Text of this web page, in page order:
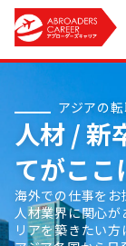
アジアの
人材 / 新
てがここ
海外での仕事をお
人材業界に関心が
リアを築きたい